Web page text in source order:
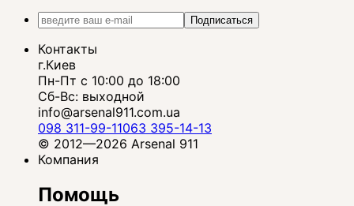
Подписаться
Контакты
г.Киев
Пн-Пт с 10:00 до 18:00
Сб-Вс: выходной
info@arsenal911.com.ua
098 311-99-11063 395-14-13
© 2012—2026 Arsenal 911
Компания
Помощь